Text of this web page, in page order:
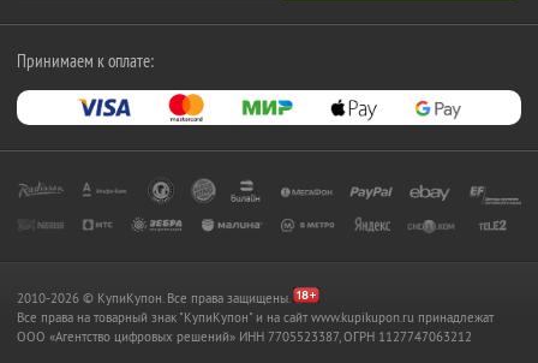
Принимаем к оплате:
2010-2026 © КупиКупон. Все права защищены.
Все права на товарный знак "КупиКупон" и на сайт www.kupikupon.ru принадлежат
OOO «Агентство цифровых решений» ИНН 7705523387, ОГРН 1127747063212